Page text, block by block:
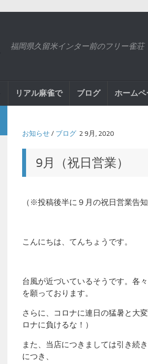
福岡県久留米インター前のフリー雀荘
リアル麻雀で ブログ ホームペ
お知らせ/ ブログ 2 9月, 2020
9月（祝日営業）
（※投稿後半に９月の祝日営業告知
こんにちは、てんちょうです。
台風が近づいているそうです。各
を願っております。
さらに、コロナに連日の猛暑と大
ロナに負けるな！）
また、当店につきましては引き続
につき、